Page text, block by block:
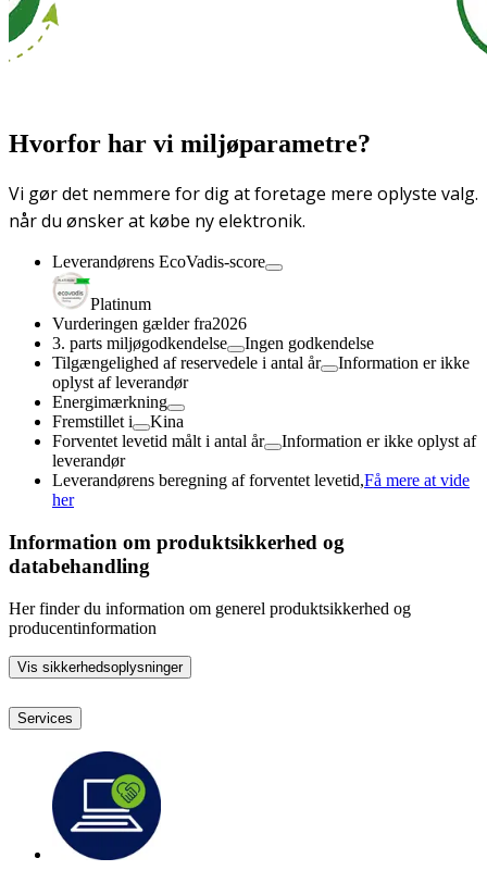
Hvorfor har vi miljøparametre?
Vi gør det nemmere for dig at foretage mere oplyste valg.
når du ønsker at købe ny elektronik.
Leverandørens EcoVadis-score
Platinum
Vurderingen gælder fra2026
3. parts miljøgodkendelse
Ingen godkendelse
Tilgængelighed af reservedele i antal år
Information er ikke
oplyst af leverandør
Energimærkning
Fremstillet i
Kina
Forventet levetid målt i antal år
Information er ikke oplyst af
leverandør
Leverandørens beregning af forventet levetid,Få mere at vide
her
Information om produktsikkerhed og
databehandling
Her finder du information om generel produktsikkerhed og
producentinformation
Vis sikkerhedsoplysninger
Services